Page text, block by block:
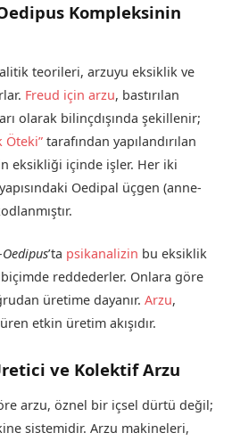
Kompleksinin
teorileri, arzuyu eksiklik ve
Freud için arzu, bastırılan
olarak bilinçdışında şekillenir;
Öteki” tarafından yapılandırılan
eksikliği içinde işler. Her iki
Oedipal üçgen (anne-
’ta psikanalizin bu eksiklik
biçimde reddederler. Onlara göre
üretime dayanır. Arzu,
etkin üretim akışıdır.
ve Kolektif Arzu
arzu, öznel bir içsel dürtü değil;
sistemidir. Arzu makineleri,